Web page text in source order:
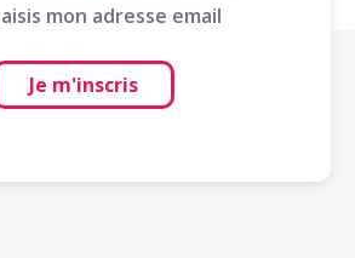
mon adresse email
Je m'inscris